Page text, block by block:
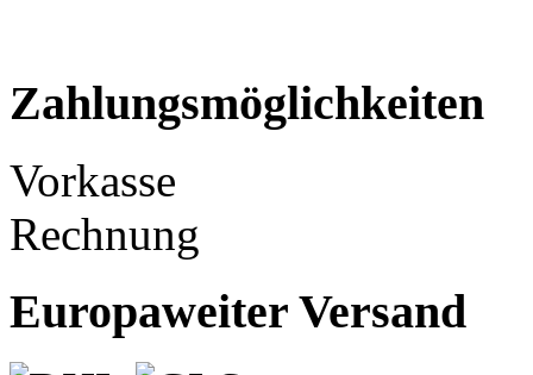
Zahlungsmöglichkeiten
Vorkasse
Rechnung
Europaweiter Versand